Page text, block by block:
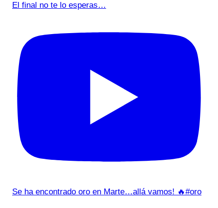
El final no te lo esperas…
Se ha encontrado oro en Marte…allá vamos! 🔥#oro